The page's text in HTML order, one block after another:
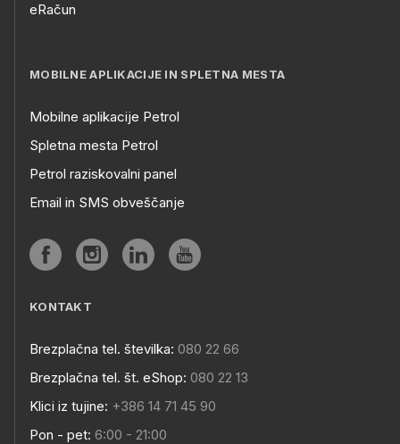
eRačun
MOBILNE APLIKACIJE IN SPLETNA MESTA
Mobilne aplikacije Petrol
Spletna mesta Petrol
Petrol raziskovalni panel
Email in SMS obveščanje
KONTAKT
Brezplačna tel. številka: 080 22 66
Brezplačna tel. št. eShop: 080 22 13
Klici iz tujine: +386 14 71 45 90
Pon - pet: 6:00 - 21:00